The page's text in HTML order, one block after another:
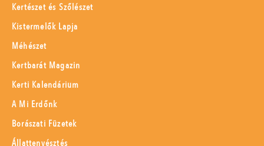
Kertészet és Szőlészet
Kistermelők Lapja
Méhészet
Kertbarát Magazin
Kerti Kalendárium
A Mi Erdőnk
Borászati Füzetek
Állattenyésztés